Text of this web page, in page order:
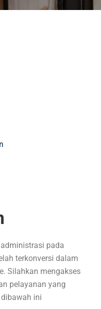
pada
terkonversi dalam
Silahkan mengakses
pelayanan yang
ini